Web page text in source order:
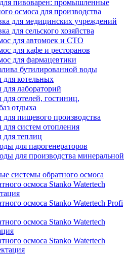
пивоварен: промышленные
осмоса для производства
для медицинских учреждений
для сельского хозяйства
для автомоек и СТО
для кафе и ресторанов
для фармацевтики
бутилированной воды
котельных
лабораторий
отелей, гостиниц,
отдыха
пищевого производства
систем отопления
теплиц
для парогенераторов
для производства минеральной
системы обратного осмоса
осмоса Stanko Watertech
осмоса Stanko Watertech Profi
осмоса Stanko Watertech
осмоса Stanko Watertech